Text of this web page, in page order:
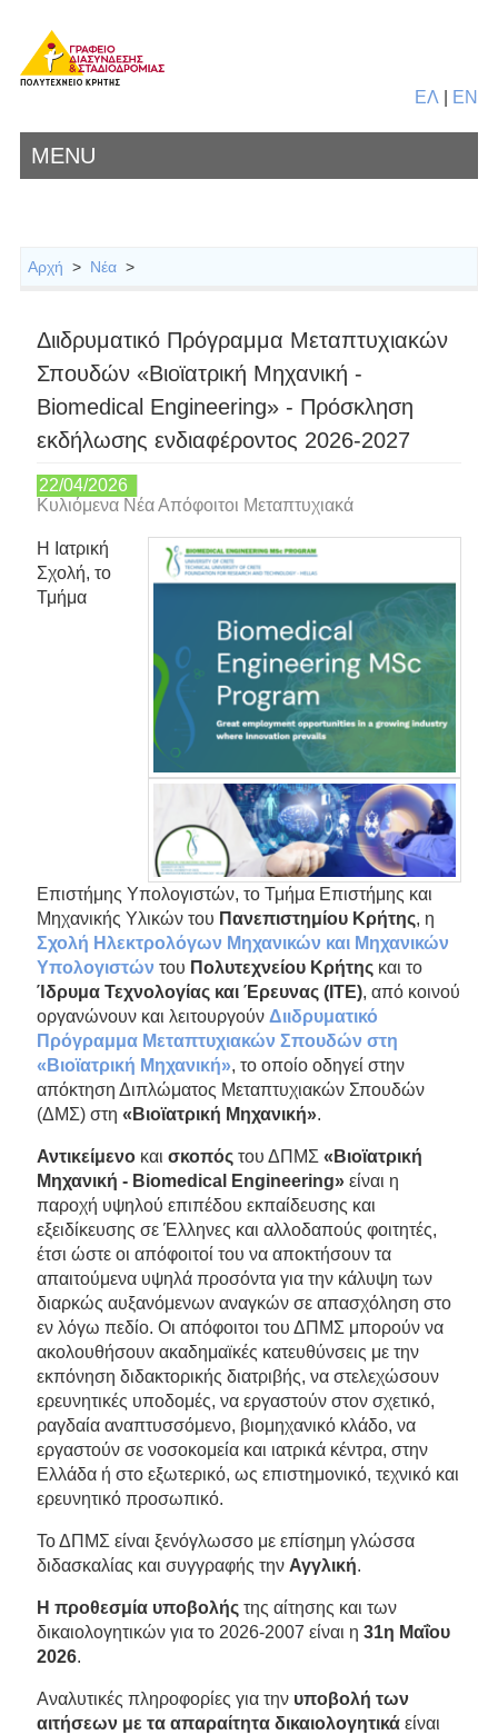
ΕΛ EN
MENU
Αρχή > Νέα>
Διιδρυματικό Πρόγραμμα Μεταπτυχιακών
Σπουδών «Βιοϊατρική Μηχανική -
Biomedical Engineering» - Πρόσκληση
εκδήλωσης ενδιαφέροντος 2026-2027
22/04/2026
Κυλιόμενα Νέα Απόφοιτοι Μεταπτυχιακά
Η Ιατρική
Σχολή, το
Τμήμα
Επιστήμης Υπολογιστών, το Τμήμα Επιστήμης και
Μηχανικής Υλικών του Πανεπιστημίου Κρήτης, η
Σχολή Ηλεκτρολόγων Μηχανικών και Μηχανικών
Υπολογιστών του Πολυτεχνείου Κρήτηςκαι το
Ίδρυμα Τεχνολογίας και Έρευνας (ΙΤΕ), από κοινού
οργανώνουν και λειτουργούν Διιδρυματικό
Πρόγραμμα Μεταπτυχιακών Σπουδών στη
«Βιοϊατρική Μηχανική», το οποίο οδηγεί στην
απόκτηση Διπλώματος Μεταπτυχιακών Σπουδών
(ΔΜΣ) στη «Βιοϊατρική Μηχανική».
Αντικείμενοκαι σκοπόςτου ΔΠΜΣ «Βιοϊατρική
Μηχανική - Biomedical Engineering»είναι η
παροχή υψηλού επιπέδου εκπαίδευσης και
εξειδίκευσης σε Έλληνες και αλλοδαπούς φοιτητές,
έτσι ώστε οι απόφοιτοί του να αποκτήσουν τα
απαιτούμενα υψηλά προσόντα για την κάλυψη των
διαρκώς αυξανόμενων αναγκών σε απασχόληση στο
εν λόγω πεδίο. Οι απόφοιτοι του ΔΠΜΣ μπορούν να
ακολουθήσουν ακαδημαϊκές κατευθύνσεις με την
εκπόνηση διδακτορικής διατριβής, να στελεχώσουν
ερευνητικές υποδομές, να εργαστούν στον σχετικό,
ραγδαία αναπτυσσόμενο, βιομηχανικό κλάδο, να
εργαστούν σε νοσοκομεία και ιατρικά κέντρα, στην
Ελλάδα ή στο εξωτερικό, ως επιστημονικό, τεχνικό και
ερευνητικό προσωπικό.
Το ΔΠΜΣ είναι ξενόγλωσσο με επίσημη γλώσσα
διδασκαλίας και συγγραφής την Αγγλική.
Η προθεσμία υποβολήςτης αίτησης και των
δικαιολογητικών για το 2026-2007 είναι η 31η Μαΐου
2026.
Αναλυτικές πληροφορίες για την υποβολή των
αιτήσεων με τα απαραίτητα δικαιολογητικάείναι